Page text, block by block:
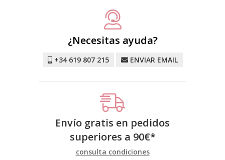
¿Necesitas ayuda?
+34 619 807 215 ENVIAR EMAIL
Envío gratis en pedidos
superiores a 90€*
consulta condiciones